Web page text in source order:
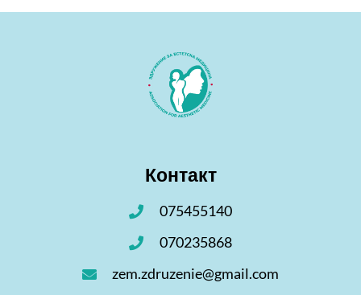
Контакт
075455140
070235868
zem.zdruzenie@gmail.com